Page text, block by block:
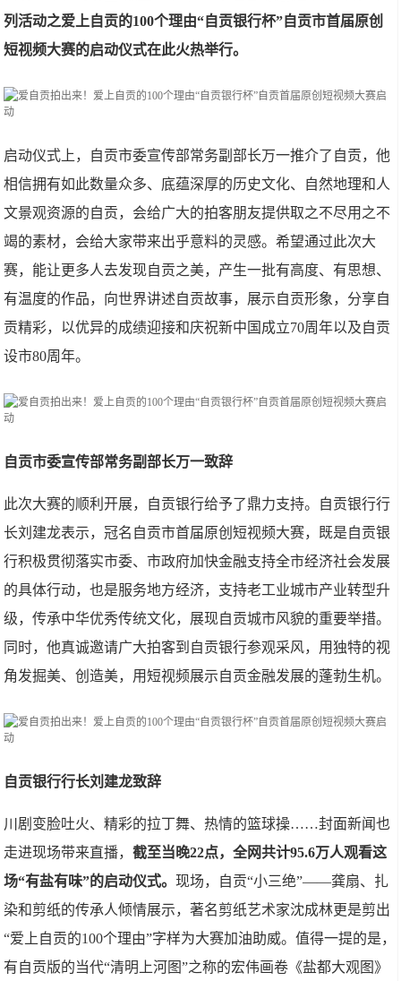
列活动之爱上自贡的100个理由“自贡银行杯”自贡市首届原创
短视频大赛的启动仪式在此火热举行。
启动仪式上，自贡市委宣传部常务副部长万一推介了自贡，他
相信拥有如此数量众多、底蕴深厚的历史文化、自然地理和人
文景观资源的自贡，会给广大的拍客朋友提供取之不尽用之不
竭的素材，会给大家带来出乎意料的灵感。希望通过此次大
赛，能让更多人去发现自贡之美，产生一批有高度、有思想、
有温度的作品，向世界讲述自贡故事，展示自贡形象，分享自
贡精彩，以优异的成绩迎接和庆祝新中国成立70周年以及自贡
设市80周年。
自贡市委宣传部常务副部长万一致辞
此次大赛的顺利开展，自贡银行给予了鼎力支持。自贡银行行
长刘建龙表示，冠名自贡市首届原创短视频大赛，既是自贡银
行积极贯彻落实市委、市政府加快金融支持全市经济社会发展
的具体行动，也是服务地方经济，支持老工业城市产业转型升
级，传承中华优秀传统文化，展现自贡城市风貌的重要举措。
同时，他真诚邀请广大拍客到自贡银行参观采风，用独特的视
角发掘美、创造美，用短视频展示自贡金融发展的蓬勃生机。
自贡银行行长刘建龙致辞
川剧变脸吐火、精彩的拉丁舞、热情的篮球操……封面新闻也
走进现场带来直播，截至当晚22点，全网共计95.6万人观看这
场“有盐有味”的启动仪式。现场，自贡“小三绝”——龚扇、扎
染和剪纸的传承人倾情展示，著名剪纸艺术家沈成林更是剪出
“爱上自贡的100个理由”字样为大赛加油助威。值得一提的是，
有自贡版的当代“清明上河图”之称的宏伟画卷《盐都大观图》